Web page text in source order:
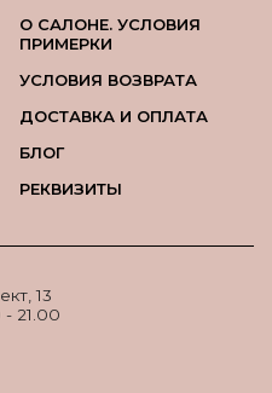
О САЛОНЕ. УСЛОВИЯ
ПРИМЕРКИ
УСЛОВИЯ ВОЗВРАТА
ДОСТАВКА И ОПЛАТА
БЛОГ
РЕКВИЗИТЫ
13
21.00